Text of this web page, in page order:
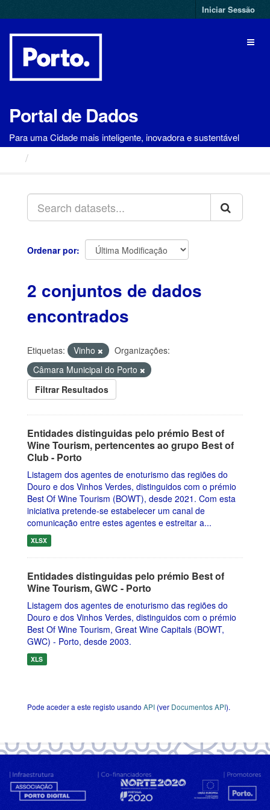
para
Iniciar Sessão
Portal de Dados
Para uma Cidade mais inteligente, inovadora e sustentável
Ordenar por
2 conjuntos de dados
encontrados
Etiquetas: Vinho
Organizações:
Câmara Municipal do Porto
Filtrar Resultados
Entidades distinguidas pelo prémio Best of
Wine Tourism, pertencentes ao grupo Best of
Club - Porto
Listagem dos agentes de enoturismo das regiões do
Douro e dos Vinhos Verdes, distinguidos com o prémio
Best Of Wine Tourism (BOWT), desde 2021. Com esta
iniciativa pretende-se estabelecer um canal de
comunicação entre estes agentes e estreitar a...
XLSX
Entidades distinguidas pelo prémio Best of
Wine Tourism, GWC - Porto
Listagem dos agentes de enoturismo das regiões do
Douro e dos Vinhos Verdes, distinguidos com o prémio
Best Of Wine Tourism, Great Wine Capitals (BOWT,
GWC) - Porto, desde 2003.
XLS
Pode aceder a este registo usando API(ver Documentos API).